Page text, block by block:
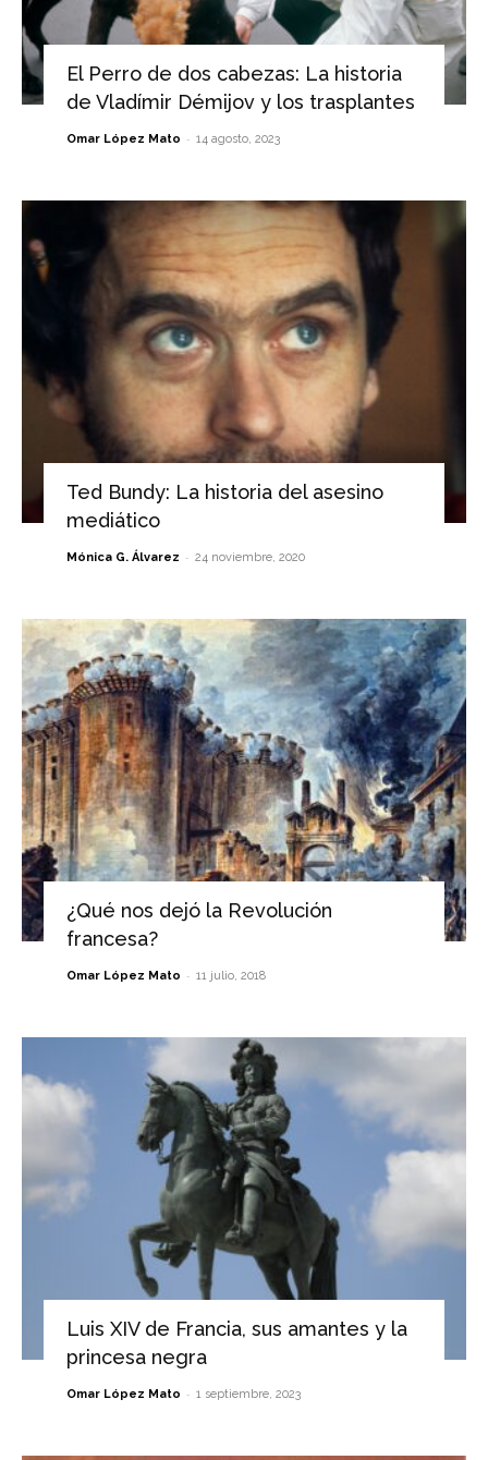
El Perro de dos cabezas: La historia
de Vladímir Démijov y los trasplantes
Omar López Mato - 14 agosto, 2023
Ted Bundy: La historia del asesino
mediático
Mónica G. Álvarez - 24 noviembre, 2020
¿Qué nos dejó la Revolución
francesa?
Omar López Mato - 11 julio, 2018
Luis XIV de Francia, sus amantes y la
princesa negra
Omar López Mato - 1 septiembre, 2023